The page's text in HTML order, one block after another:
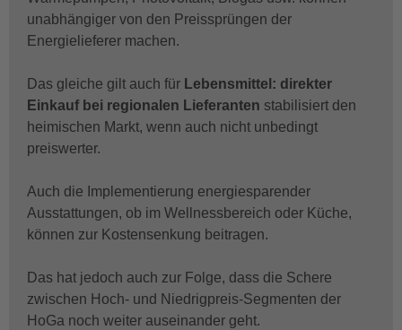
unabhängiger von den Preissprüngen der
Energielieferer machen.
Das gleiche gilt auch für Lebensmittel: direkter
Einkauf bei regionalen Lieferanten stabilisiert den
heimischen Markt, wenn auch nicht unbedingt
preiswerter.
Auch die Implementierung energiesparender
Ausstattungen, ob im Wellnessbereich oder Küche,
können zur Kostensenkung beitragen.
Das hat jedoch auch zur Folge, dass die Schere
zwischen Hoch- und Niedrigpreis-Segmenten der
HoGa noch weiter auseinander geht.